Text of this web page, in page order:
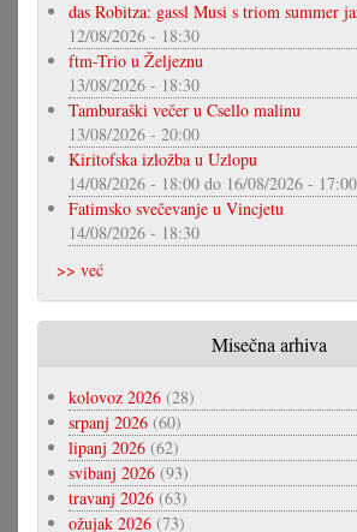
das Robitza: gassl Musi s triom summer
12/08/2026 - 18:30
ftm-Trio u Željeznu
13/08/2026 - 18:30
Tamburaški večer u Csello malinu
13/08/2026 - 20:00
Kiritofska izložba u Uzlopu
14/08/2026 - 18:00 do 16/08/2026 - 17:00
Fatimsko svečevanje u Vincjetu
14/08/2026 - 18:30
>> već
Misečna arhiva
kolovoz 2026 (28)
srpanj 2026 (60)
lipanj 2026 (62)
svibanj 2026 (93)
travanj 2026 (63)
ožujak 2026 (73)